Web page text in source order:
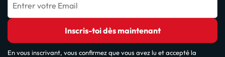
Entrer votre Email
Inscris-toi dès maintenant
En vous inscrivant, vous confirmez que vous avez lu et accepté la